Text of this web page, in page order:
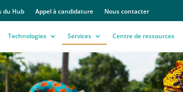
du Hub Appel à candidature Nous contacter
Technologies Services Centre de ressources